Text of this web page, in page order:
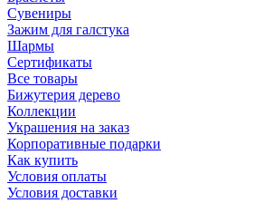
Сувениры
Зажим для галстука
Шармы
Сертификаты
Все товары
Бижутерия дерево
Коллекции
Украшения на заказ
Корпоративные подарки
Как купить
Условия оплаты
Условия доставки